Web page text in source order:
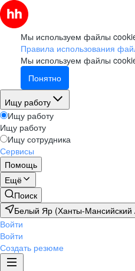
Мы используем файлы
Правила использования
Мы используем файлы
Понятно
Ищу работу
Ищу работу
Ищу работу
Ищу сотрудника
Сервисы
Помощь
Ещё
Поиск
Белый Яр (Ханты-
Войти
Войти
Создать резюме